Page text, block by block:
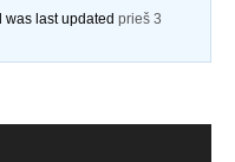
was last updatedprieš 3